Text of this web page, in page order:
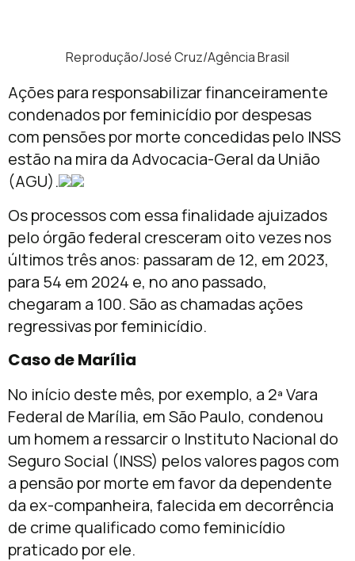
Reprodução/José Cruz/Agência Brasil
Ações para responsabilizar financeiramente
condenados por feminicídio por despesas
com pensões por morte concedidas pelo INSS
estão na mira da Advocacia-Geral da União
(AGU).
Os processos com essa finalidade ajuizados
pelo órgão federal cresceram oito vezes nos
últimos três anos: passaram de 12, em 2023,
para 54 em 2024 e, no ano passado,
chegaram a 100. São as chamadas ações
regressivas por feminicídio.
Caso de Marília
No início deste mês, por exemplo, a 2ª Vara
Federal de Marília, em São Paulo, condenou
um homem a ressarcir o Instituto Nacional do
Seguro Social (INSS) pelos valores pagos com
a pensão por morte em favor da dependente
da ex-companheira, falecida em decorrência
de crime qualificado como feminicídio
praticado por ele.